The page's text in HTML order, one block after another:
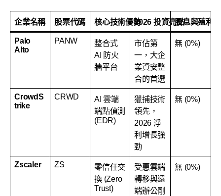
企業名稱 股票代碼 核心技術優勢2026 投資亮點股息與殖利率
Palo
Alto
PANW
整合式
AI 防火
牆平台
市佔第
一，大企
業資安整
合的首選
無 (0%)
CrowdS
trike
CRWD
AI 雲端
端點偵測
(EDR)
獵捕技術
領先，
2026 淨
利增長強
勁
無 (0%)
Zscaler ZS
零信任交
換 (Zero
Trust)
受惠雲端
轉移與遠
端辦公剛
無 (0%)